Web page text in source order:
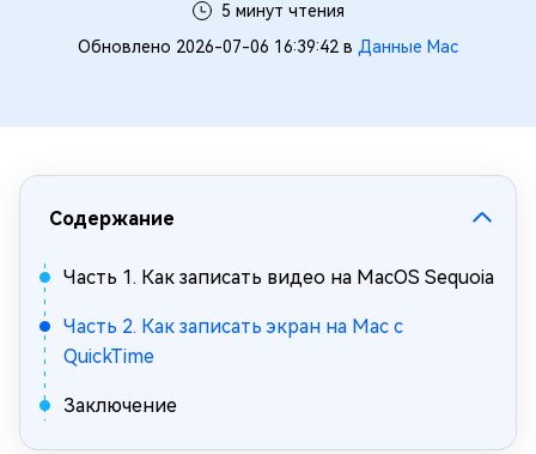
5 минут чтения
Обновлено 2026-07-06 16:39:42 в Данные Mac
Содержание
Часть 1. Как записать видео на MacOS Sequoia
Часть 2. Как записать экран на Mac с
QuickTime
Заключение